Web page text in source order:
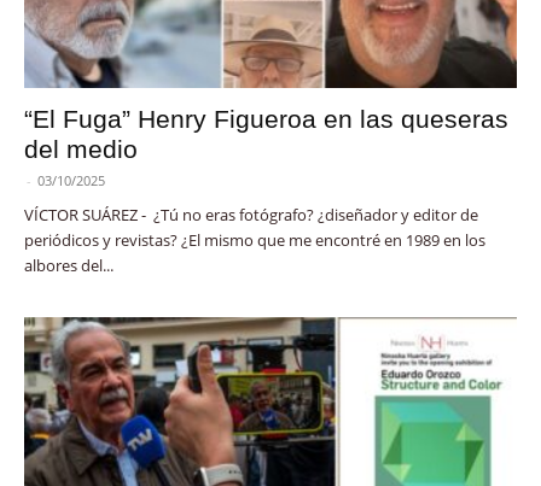
“El Fuga” Henry Figueroa en las queseras
del medio
- 03/10/2025
VÍCTOR SUÁREZ - ¿Tú no eras fotógrafo? ¿diseñador y editor de
periódicos y revistas? ¿El mismo que me encontré en 1989 en los
albores del...